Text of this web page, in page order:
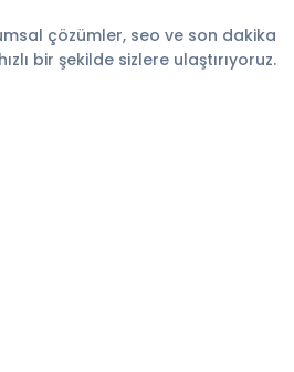
çözümler, seo ve son dakika
bir şekilde sizlere ulaştırıyoruz.